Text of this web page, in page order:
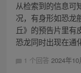
从检索到的信息可
况，有身形如恐龙
丘》的预告片里有
恐龙同时出现在通
1 个回答 2024年